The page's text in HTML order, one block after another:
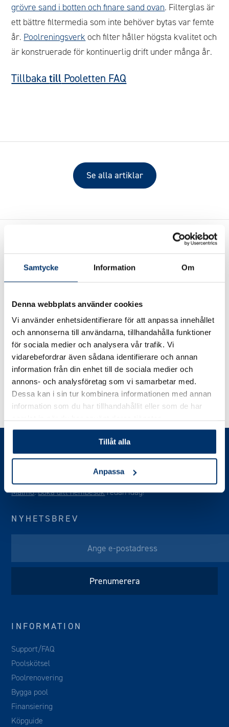
Samtycke Information Om
Denna webbplats använder cookies
Vi använder enhetsidentifierare för att anpassa innehållet
och annonserna till användarna, tillhandahålla funktioner
för sociala medier och analysera vår trafik. Vi
vidarebefordrar även sådana identifierare och annan
information från din enhet till de sociala medier och
annons- och analysföretag som vi samarbetar med.
Dessa kan i sin tur kombinera informationen med annan
information som du har tillhandahållit eller som de har
Tillåt alla
Anpassa
grövre sand i botten och finare sand ovan. Filterglas är
ett bättre filtermedia som inte behöver bytas var femte
år. Poolreningsverk och filter håller högsta kvalitet och
är konstruerade för kontinuerlig drift under många år.
Tillbakatill Pooletten FAQ
Se alla artiklar
Wasa Kredit – en trygg
finansieringspartner
Tillsammans med Wasa Kredit erbjuder vi dig som kund
olika former av finansieringslösningar.
Finansiering
Vi erbjuder kostnadsfria hembesök iStockholm,Göteborg&
Malmö.Boka ditt hembesökredan idag!
NYHETSBREV
INFORMATION
Support/FAQ
Poolskötsel
Poolrenovering
Bygga pool
Finansiering
Köpguide